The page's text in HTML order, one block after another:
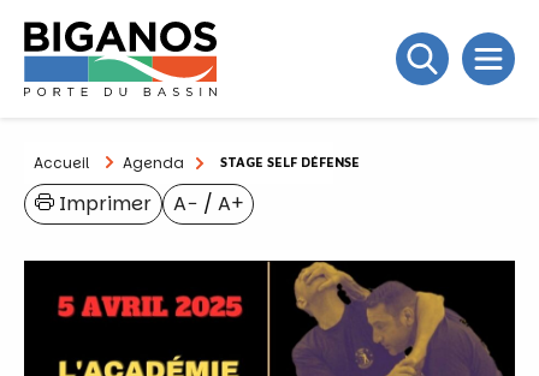
Accueil Agenda STAGE SELF DÉFENSE
A− / A+
Imprimer